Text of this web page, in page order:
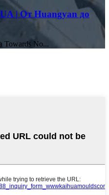
| От Huangyan до
Towards No...